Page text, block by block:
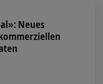
Neues